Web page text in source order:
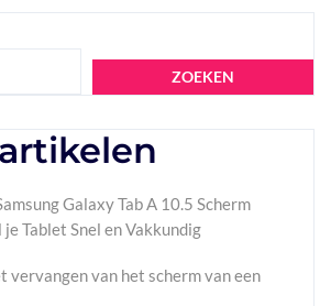
ZOEKEN
Galaxy Tab A 10.5 Scherm
Tablet Snel en Vakkundig
vervangen van het scherm van een